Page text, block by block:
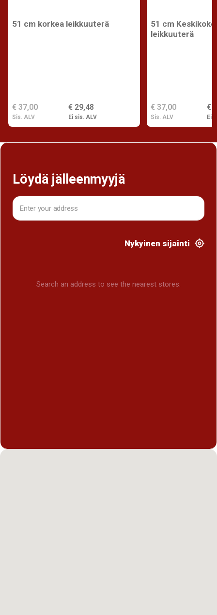
51 cm korkea leikkuuterä
€ 29,48
Ei sis. ALV
€ 37,00
Sis. ALV
51 cm
leikkuuterä
€
Ei
€ 37,00
Sis. ALV
Löydä jälleenmyyjä
Nykyinen sijainti
Search an address to see the nearest stores.